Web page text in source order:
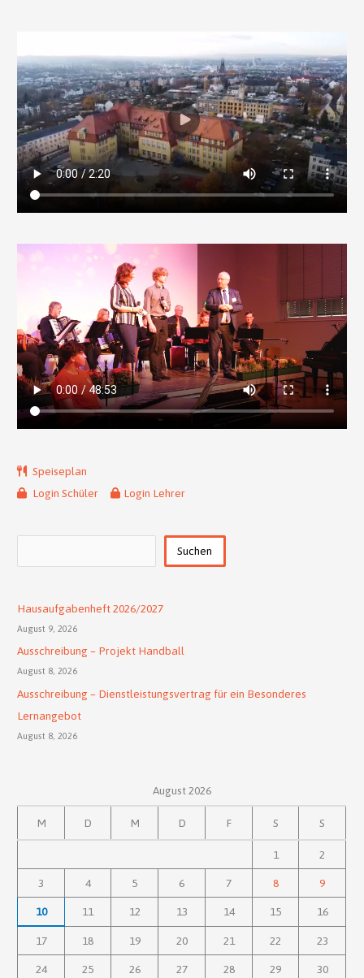
Speiseplan
Login Schüler
Login Lehrer
Suchen
Hausaufgabenheft 2026/2027
August 9, 2026
Ausschreibung – Projekt Handball
August 8, 2026
Ausschreibung – Dienstleistungsvertrag für ein Besonderes
Lernangebot
August 8, 2026
August 2026
M D M D F S S
1 2
3 4 5 6 7 8 9
10 11 12 13 14 15 16
17 18 19 20 21 22 23
24 25 26 27 28 29 30